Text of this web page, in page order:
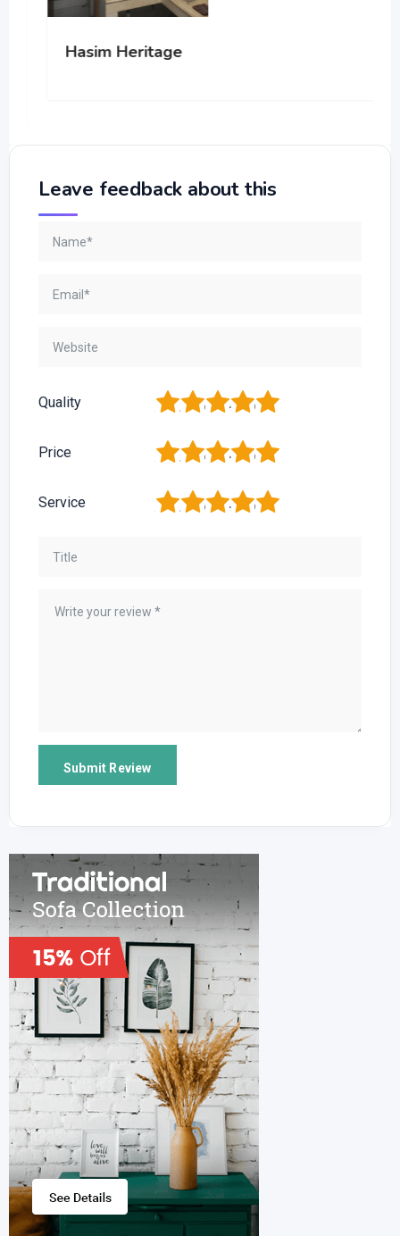
Hasim Heritage
Leave feedback about this
Quality 5
4
3
2
Price 5
4
3
2
Service 5
4
3
2